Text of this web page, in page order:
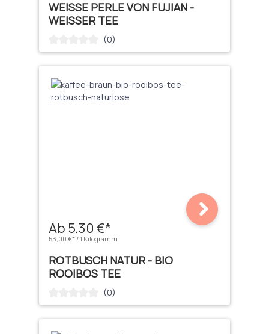
WEISSE PERLE VON FUJIAN - W
EISSER TEE
Durchschnittliche Bewertung von 0 von 5 Sternen
(0)
Ab 5,30 €*
53,00 €* / 1 Kilogramm
ROTBUSCH NATUR - BIO
ROOIBOS TEE
Durchschnittliche Bewertung von 0 von 5 Sternen
(0)